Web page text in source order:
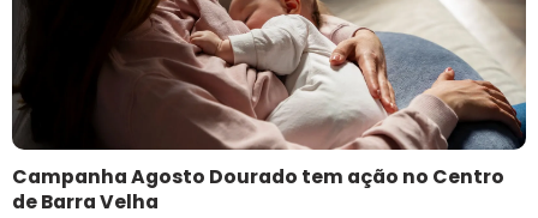
Campanha Agosto Dourado tem ação no Centro
de Barra Velha